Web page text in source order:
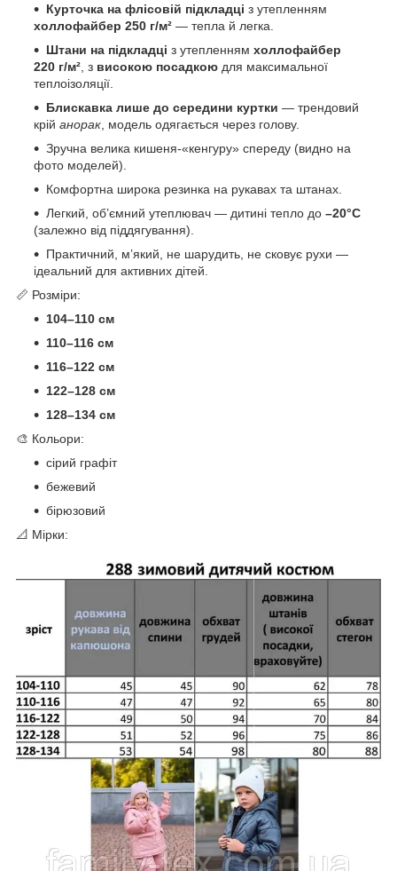
Курточка на флісовій підкладці з утепленням
холлофайбер 250 г/м² — тепла й легка.
Штани на підкладці з утепленням холлофайбер
220 г/м² , з високою посадкою для максимальної
теплоізоляції.
Блискавка лише до середини куртки — трендовий
крій анорак , модель одягається через голову.
Зручна велика кишеня-«кенгуру» спереду (видно на
фото моделей).
Комфортна широка резинка на рукавах та штанах.
Легкий, об’ємний утеплювач — дитині тепло до –20°C
(залежно від піддягування).
Практичний, м’який, не шарудить, не сковує рухи —
ідеальний для активних дітей.
📏 Розміри:
104–110 см
110–116 см
116–122 см
122–128 см
128–134 см
🎨 Кольори:
сірий графіт
бежевий
бірюзовий
📐 Мірки: